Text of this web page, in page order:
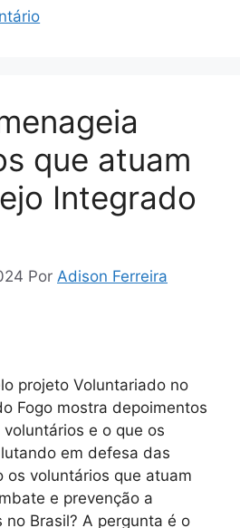
que atuam
Integrado
Por Adison Ferreira
projeto Voluntariado no
Fogo mostra depoimentos
e o que os
em defesa das
os voluntários que atuam
e prevenção a
Brasil? A pergunta é o